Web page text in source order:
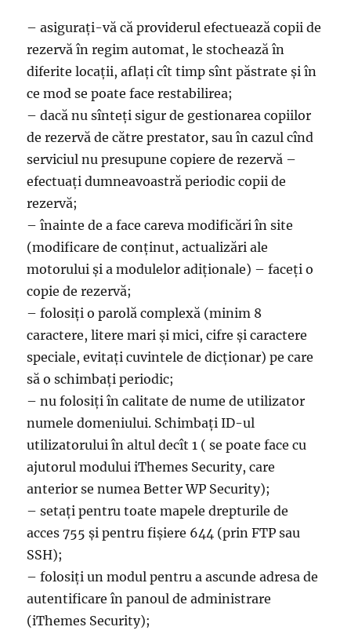
– asigurați-vă că providerul efectuează copii de
rezervă în regim automat, le stochează în
diferite locații, aflați cît timp sînt păstrate și în
ce mod se poate face restabilirea;
– dacă nu sînteți sigur de gestionarea copiilor
de rezervă de către prestator, sau în cazul cînd
serviciul nu presupune copiere de rezervă –
efectuați dumneavoastră periodic copii de
rezervă;
– înainte de a face careva modificări în site
(modificare de conținut, actualizări ale
motorului și a modulelor adiționale) – faceți o
copie de rezervă;
– folosiți o parolă complexă (minim 8
caractere, litere mari și mici, cifre și caractere
speciale, evitați cuvintele de dicționar) pe care
să o schimbați periodic;
– nu folosiți în calitate de nume de utilizator
numele domeniului. Schimbați ID-ul
utilizatorului în altul decît 1 ( se poate face cu
ajutorul modului iThemes Security, care
anterior se numea Better WP Security);
– setați pentru toate mapele drepturile de
acces 755 și pentru fișiere 644 (prin FTP sau
SSH);
– folosiți un modul pentru a ascunde adresa de
autentificare în panoul de administrare
(iThemes Security);